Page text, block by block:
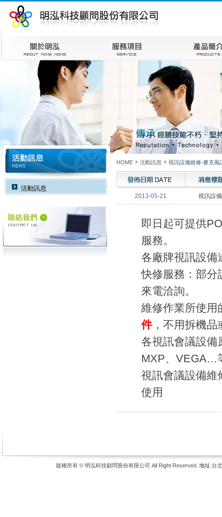
活動訊息
HOME 活動訊息 視訊設備維修-麥克風
2013-05-21 視訊設
即日起可提供
服務。
各廠牌視訊設備
快修服務：部分
來電洽詢。
維修作業所使用
件，不用拆機品
各視訊會議設備
MXP、VEGA…
視訊會議設備維
使用
版權所有 © 明泓科技顧問股份有限公司 All Right Reserved. 地址台